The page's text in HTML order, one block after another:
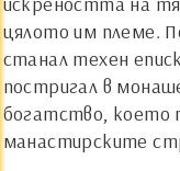
цялото им племе.
станал техен
постригал в
богатство, което
манастирските